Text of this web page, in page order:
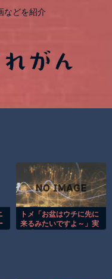
などを紹介
トメ「お盆はウチに先に
来るみたいですよ～」実